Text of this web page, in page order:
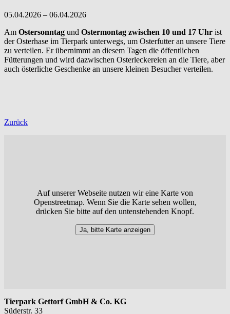
05.04.2026 – 06.04.2026
Am Ostersonntag und Ostermontag zwischen 10 und 17 Uhr ist
der Osterhase im Tierpark unterwegs, um Osterfutter an unsere Tiere
zu verteilen. Er übernimmt an diesem Tagen die öffentlichen
Fütterungen und wird dazwischen Osterleckereien an die Tiere, aber
auch österliche Geschenke an unsere kleinen Besucher verteilen.
Zurück
Auf unserer Webseite nutzen wir eine Karte von
Openstreetmap. Wenn Sie die Karte sehen wollen,
drücken Sie bitte auf den untenstehenden Knopf.
Ja, bitte Karte anzeigen
Tierpark Gettorf GmbH & Co. KG
Süderstr. 33